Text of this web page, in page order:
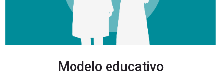
Modelo educativo